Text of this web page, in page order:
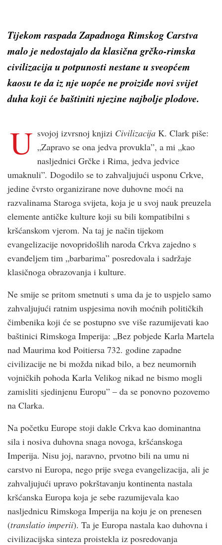
Tijekom raspada Zapadnoga Rimskog Carstva
malo je nedostajalo da klasična grčko-rimska
civilizacija u potpunosti nestane u sveopćem
kaosu te da iz nje uopće ne proiziđe novi svijet
duha koji će baštiniti njezine najbolje plodove.
U svojoj izvrsnoj knjizi Civilizacija K. Clark piše:
„Zapravo se ona jedva provukla”, a mi „kao
nasljednici Grčke i Rima, jedva jedvice
umaknuli”. Dogodilo se to zahvaljujući usponu Crkve,
jedine čvrsto organizirane nove duhovne moći na
razvalinama Staroga svijeta, koja je u svoj nauk preuzela
elemente antičke kulture koji su bili kompatibilni s
kršćanskom vjerom. Na taj je način tijekom
evangelizacije novopridošlih naroda Crkva zajedno s
evanđeljem tim „barbarima” posredovala i sadržaje
klasičnoga obrazovanja i kulture.
Ne smije se pritom smetnuti s uma da je to uspjelo samo
zahvaljujući ratnim uspjesima novih moćnih političkih
čimbenika koji će se postupno sve više razumijevati kao
baštinici Rimskoga Imperija: „Bez pobjede Karla Martela
nad Maurima kod Poitiersa 732. godine zapadne
civilizacije ne bi možda nikad bilo, a bez neumornih
vojničkih pohoda Karla Velikog nikad ne bismo mogli
zamisliti sjedinjenu Europu” – da se ponovno pozovemo
na Clarka.
Na početku Europe stoji dakle Crkva kao dominantna
sila i nosiva duhovna snaga novoga, kršćanskoga
Imperija. Nisu joj, naravno, prvotno bili na umu ni
carstvo ni Europa, nego prije svega evangelizacija, ali je
zahvaljujući upravo pokrštavanju kontinenta nastala
kršćanska Europa koja je sebe razumijevala kao
nasljednicu Rimskoga Imperija na koju je on prenesen
(translatio imperii). Ta je Europa nastala kao duhovna i
civilizacijska sinteza proistekla iz posredovanja